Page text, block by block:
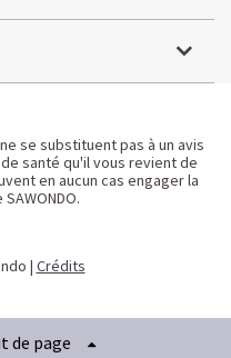
se substituent pas à un avis
santé qu'il vous revient de
en aucun cas engager la
| Crédits
de page